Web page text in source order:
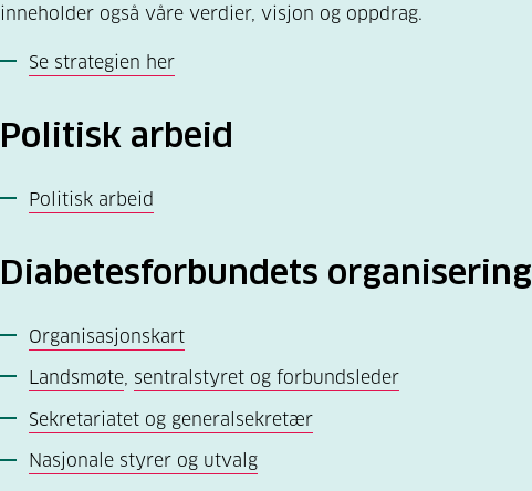
inneholder også våre verdier, visjon og oppdrag.
Se strategien her
Politisk arbeid
Politisk arbeid
Diabetesforbundets organisering
Organisasjonskart
Landsmøte, sentralstyret og forbundsleder
Sekretariatet og generalsekretær
Nasjonale styrer og utvalg